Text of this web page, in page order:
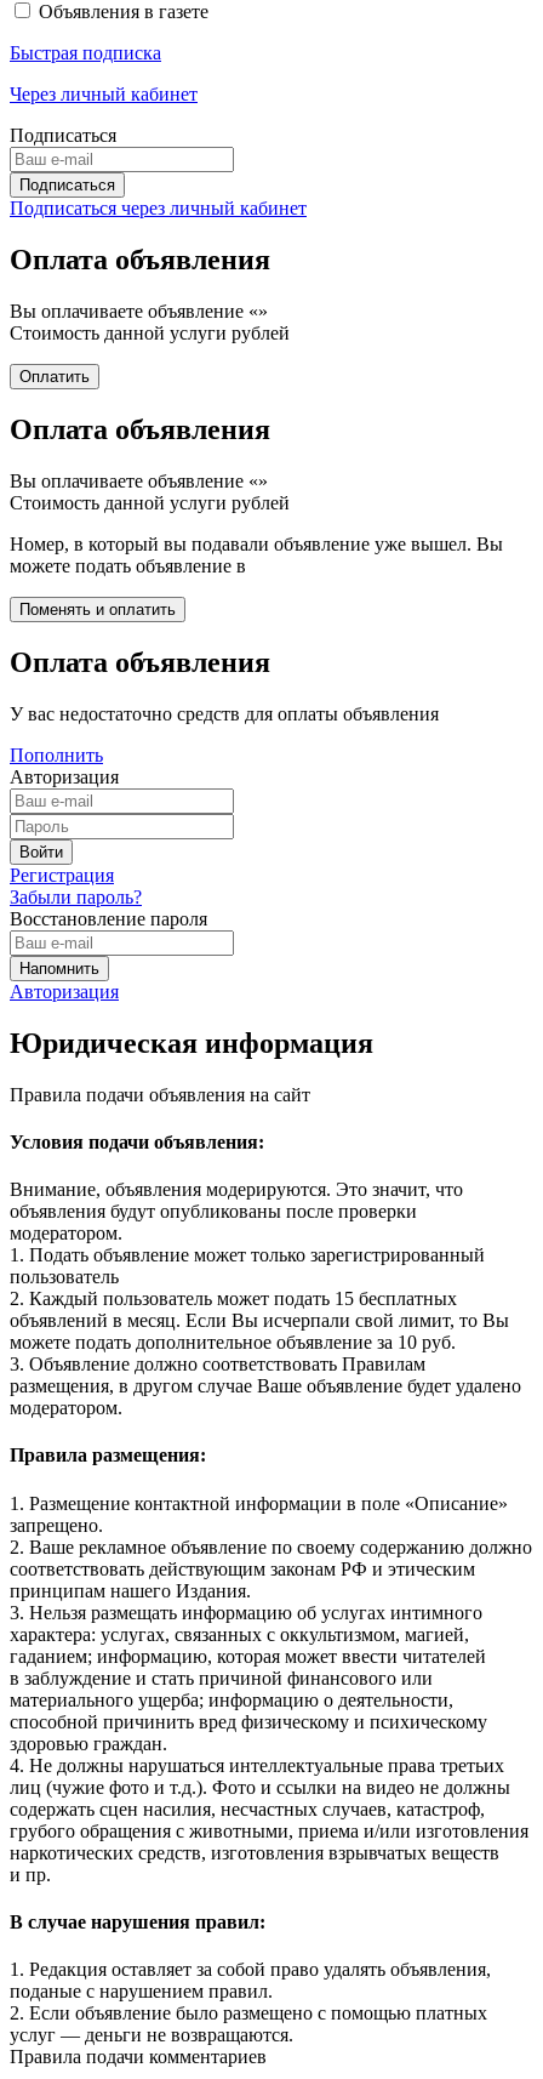
Объявления в газете
Быстрая подписка
Через личный кабинет
Подписаться
Подписаться через личный кабинет
Оплата объявления
Вы оплачиваете объявление «»
Стоимость данной услуги рублей
Оплата объявления
Вы оплачиваете объявление «»
Стоимость данной услуги рублей
Номер, в который вы подавали объявление уже вышел. Вы
можете подать объявление в
Оплата объявления
У вас недостаточно средств для оплаты объявления
Пополнить
Авторизация
Регистрация
Забыли пароль?
Восстановление пароля
Авторизация
Юридическая информация
Правила подачи объявления на сайт
Условия подачи объявления:
Внимание, объявления модерируются. Это значит, что
объявления будут опубликованы после проверки
модератором.
1. Подать объявление может только зарегистрированный
пользователь
2. Каждый пользователь может подать 15 бесплатных
объявлений в месяц. Если Вы исчерпали свой лимит, то Вы
можете подать дополнительное объявление за 10 руб.
3. Объявление должно соответствовать Правилам
размещения, в другом случае Ваше объявление будет удалено
модератором.
Правила размещения:
1. Размещение контактной информации в поле «Описание»
запрещено.
2. Ваше рекламное объявление по своему содержанию должно
соответствовать действующим законам РФ и этическим
принципам нашего Издания.
3. Нельзя размещать информацию об услугах интимного
характера: услугах, связанных с оккультизмом, магией,
гаданием; информацию, которая может ввести читателей
в заблуждение и стать причиной финансового или
материального ущерба; информацию о деятельности,
способной причинить вред физическому и психическому
здоровью граждан.
4. Не должны нарушаться интеллектуальные права третьих
лиц (чужие фото и т.д.). Фото и ссылки на видео не должны
содержать сцен насилия, несчастных случаев, катастроф,
грубого обращения с животными, приема и/или изготовления
наркотических средств, изготовления взрывчатых веществ
и пр.
В случае нарушения правил:
1. Редакция оставляет за собой право удалять объявления,
поданые с нарушением правил.
2. Если объявление было размещено с помощью платных
услуг — деньги не возвращаются.
Правила подачи комментариев